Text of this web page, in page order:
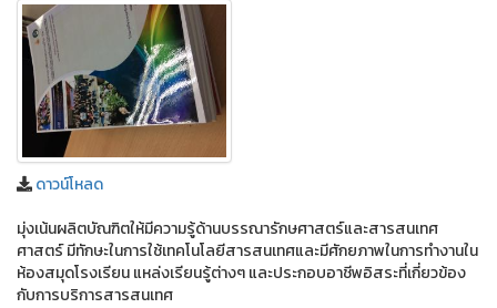
ดาวน์โหลด
มุ่งเน้นผลิตบัณฑิตให้มีความรู้ด้านบรรณารักษศาสตร์และสารสนเทศ
ศาสตร์ มีทักษะในการใช้เทคโนโลยีสารสนเทศและมีศักยภาพในการทํางานใน
ห้องสมุดโรงเรียน แหล่งเรียนรู้ต่างๆ และประกอบอาชีพอิสระที่เกี่ยวข้อง
กับการบริการสารสนเทศ